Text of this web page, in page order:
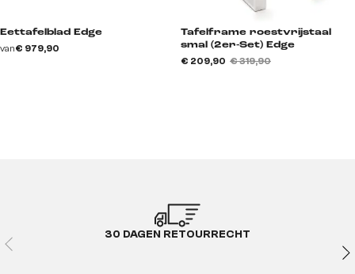
Eettafelblad Edge
van€ 979,90
Tafelframe roestvrijstaal
smal (2er-Set) Edge
€ 209,90 € 319,90
30 DAGEN RETOURRECHT